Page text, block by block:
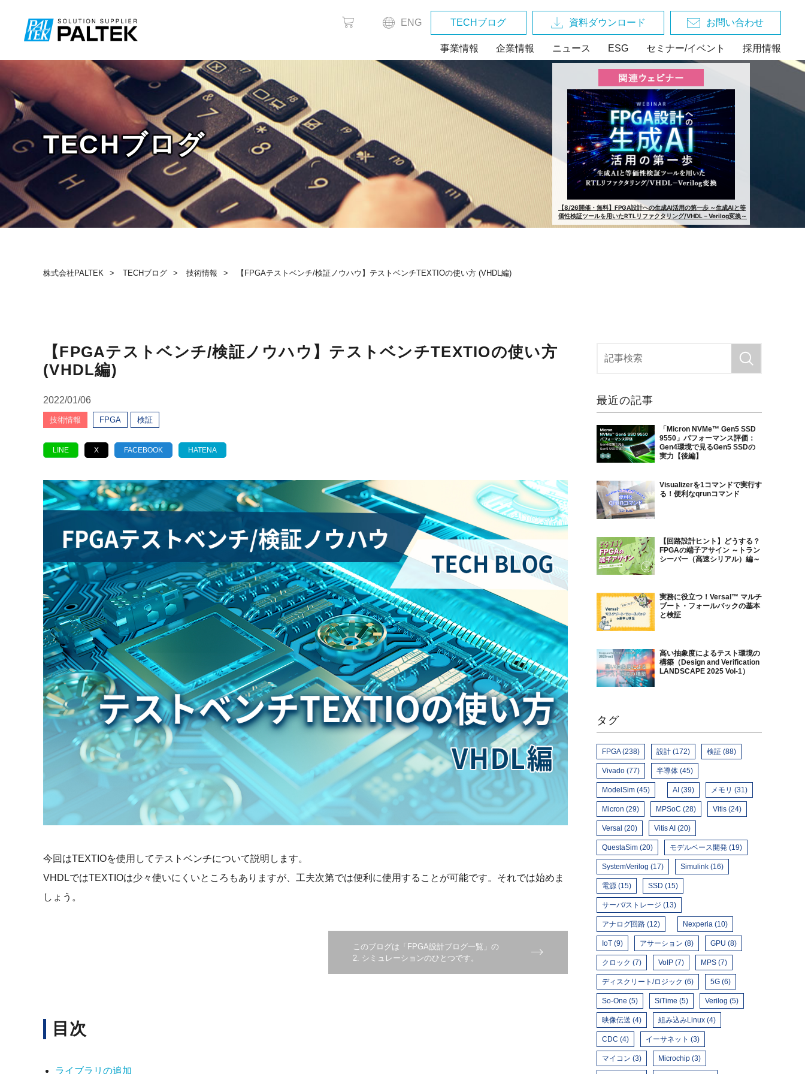
事業情報 企業情報 ニュース ESG セミナー/イベント 採用情報
ENG TECHブログ 資料ダウンロード お問い合わせ
株式会社PALTEK TECHブログ 技術情報 【FPGAテストベンチ/検証ノウハウ】テストベンチTEXTIOの使い方 (VHDL編)
TECHブログ
【FPGAテストベンチ/検証ノウハウ】テストベンチTEXTIOの使い方
(VHDL編)
2022/01/06
技術情報 FPGA 検証
LINE X FACEBOOK HATENA
今回はTEXTIOを使用してテストベンチについて説明します。
VHDLではTEXTIOは少々使いにくいところもありますが、工夫次第では便利に使用することが可能です。それでは始めま
しょう。
このブログは「FPGA設計ブログ一覧」の
2. シミュレーションのひとつです。
目次
ライブラリの追加
最近の記事
「Micron NVMe™ Gen5 SSD
9550」パフォーマンス評価：
Gen4環境で見るGen5 SSDの
実力【後編】
Visualizerを1コマンドで実行す
る！便利なqrunコマンド
【回路設計ヒント】どうする？
FPGAの端子アサイン ～トラン
シーバー（高速シリアル）編～
実務に役立つ！Versal™ マルチ
ブート・フォールバックの基本
と検証
高い抽象度によるテスト環境の
構築（Design and Verification
LANDSCAPE 2025 Vol-1）
タグ
FPGA (238) 設計 (172) 検証 (88)
Vivado (77) 半導体 (45)
ModelSim (45) AI (39) メモリ (31)
Micron (29) MPSoC (28) Vitis (24)
Versal (20) Vitis AI (20)
QuestaSim (20) モデルベース開発 (19)
SystemVerilog (17) Simulink (16)
電源 (15) SSD (15)
サーバ/ストレージ (13)
アナログ回路 (12) Nexperia (10)
IoT (9) アサーション (8) GPU (8)
クロック (7) VoIP (7) MPS (7)
ディスクリート/ロジック (6) 5G (6)
So-One (5) SiTime (5) Verilog (5)
映像伝送 (4) 組み込みLinux (4)
CDC (4) イーサネット (3)
マイコン (3) Microchip (3)